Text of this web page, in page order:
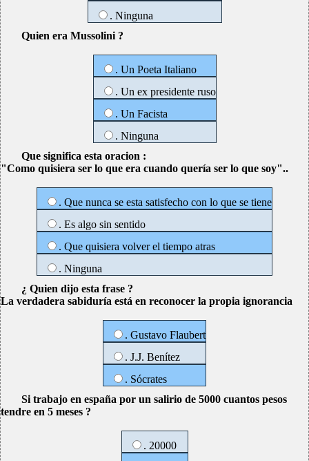
. Ninguna
Quien era Mussolini ?
. Un Poeta Italiano
. Un ex presidente ruso
. Un Facista
. Ninguna
Que significa esta oracion :
"Como quisiera ser lo que era cuando quería ser lo que soy"..
. Que nunca se esta satisfecho con lo que se tiene
. Es algo sin sentido
. Que quisiera volver el tiempo atras
. Ninguna
¿ Quien dijo esta frase ?
La verdadera sabiduría está en reconocer la propia ignorancia
. Gustavo Flaubert
. J.J. Benítez
. Sócrates
Si trabajo en españa por un salirio de 5000 cuantos pesos
tendre en 5 meses ?
. 20000